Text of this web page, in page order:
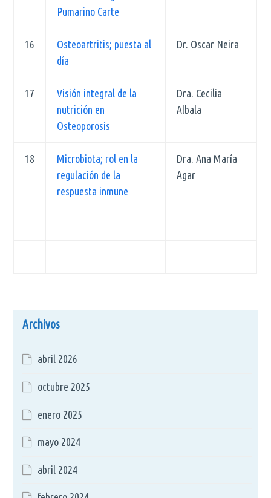
Pumarino Carte
16
Osteoartritis; puesta al
día
Dr. Oscar Neira
17
Visión integral de la
nutrición en
Osteoporosis
Dra. Cecilia
Albala
18
Microbiota; rol en la
regulación de la
respuesta inmune
Dra. Ana María
Agar
Archivos
abril 2026
octubre 2025
enero 2025
mayo 2024
abril 2024